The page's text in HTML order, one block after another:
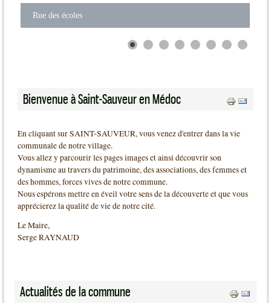
Rue des écoles
Bienvenue à Saint-Sauveur en Médoc
En cliquant sur SAINT-SAUVEUR, vous venez d'entrer dans la vie
communale de notre village.
Vous allez y parcourir les pages images et ainsi découvrir son
dynamisme au travers du patrimoine, des associations, des femmes et
des hommes, forces vives de notre commune.
Nous espérons mettre en éveil votre sens de la découverte et que vous
apprécierez la qualité de vie de notre cité.
Le Maire,
Serge RAYNAUD
Actualités de la commune